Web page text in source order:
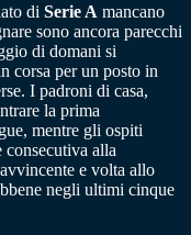
di Serie A mancano
sono ancora parecchi
di domani si
corsa per un posto in
I padroni di casa,
la prima
mentre gli ospiti
alla
e volta allo
negli ultimi cinque